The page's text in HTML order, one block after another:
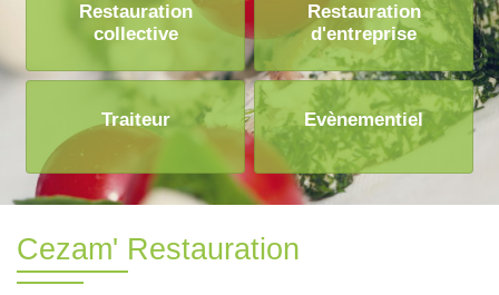
Restauration
collective
Restauration
d'entreprise
Traiteur Evènementiel
Cezam' Restauration